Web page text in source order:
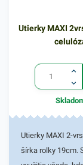
Utierky MAXI
Utierky MAXI 2-
šírka rolky 19cm.